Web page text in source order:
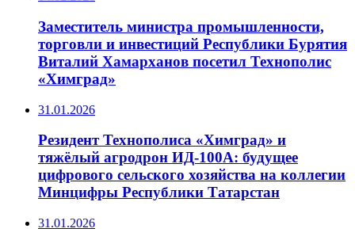
Заместитель министра промышленности,
торговли и инвестиций Республики Бурятия
Виталий Хамарханов посетил Технополис
«Химград»
31.01.2026
Резидент Технополиса «Химград» и
тяжёлый агродрон ИД‑100А: будущее
цифрового сельского хозяйства на коллегии
Минцифры Республики Татарстан
31.01.2026